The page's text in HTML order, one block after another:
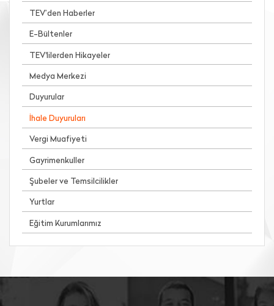
TEV’den Haberler
E-Bültenler
TEV'lilerden Hikayeler
Medya Merkezi
Duyurular
İhale Duyuruları
Vergi Muafiyeti
Gayrimenkuller
Şubeler ve Temsilcilikler
Yurtlar
Eğitim Kurumlarımız